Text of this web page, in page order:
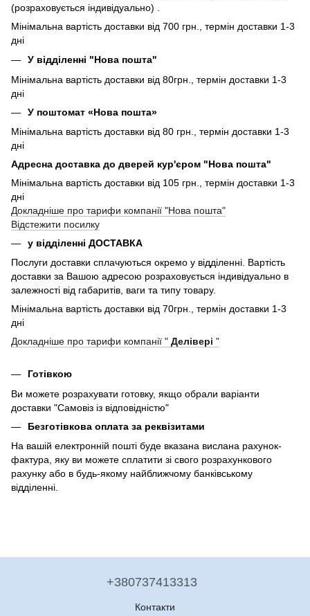
(розраховується індивідуально) .
Мінімальна вартість доставки від 700 грн., термін доставки 1-3
дні
У відділенні "Нова пошта"
Мінімальна вартість доставки від 80грн., термін доставки 1-3
дні
У поштомат «Нова пошта»
Мінімальна вартість доставки від 80 грн., термін доставки 1-3
дні
Адресна доставка до дверей кур'єром "Нова пошта"
Мінімальна вартість доставки від 105 грн., термін доставки 1-3
дні
Докладніше про тарифи компанії "Нова пошта"
Відстежити посилку
у відділенні ДОСТАВКА
Послуги доставки сплачуються окремо у відділенні. Вартість
доставки за Вашою адресою розраховується індивідуально в
залежності від габаритів, ваги та типу товару.
Мінімальна вартість доставки від 70грн., термін доставки 1-3
дні
Докладніше про тарифи компанії " Делівері "
Готівкою
Ви можете розрахувати готовку, якщо обрали варіанти
доставки "Самовіз із відповідністю"
Безготівкова оплата за реквізитами
На вашій електронній пошті буде вказана вислана рахунок-
фактура, яку ви можете сплатити зі свого розрахункового
рахунку або в будь-якому найближчому банківському
відділенні.
+380737413313
Контакти